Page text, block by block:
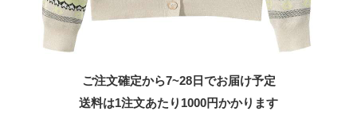
ご注文確定から7~28日でお届け予定
送料は1注文あたり 1000円かかります